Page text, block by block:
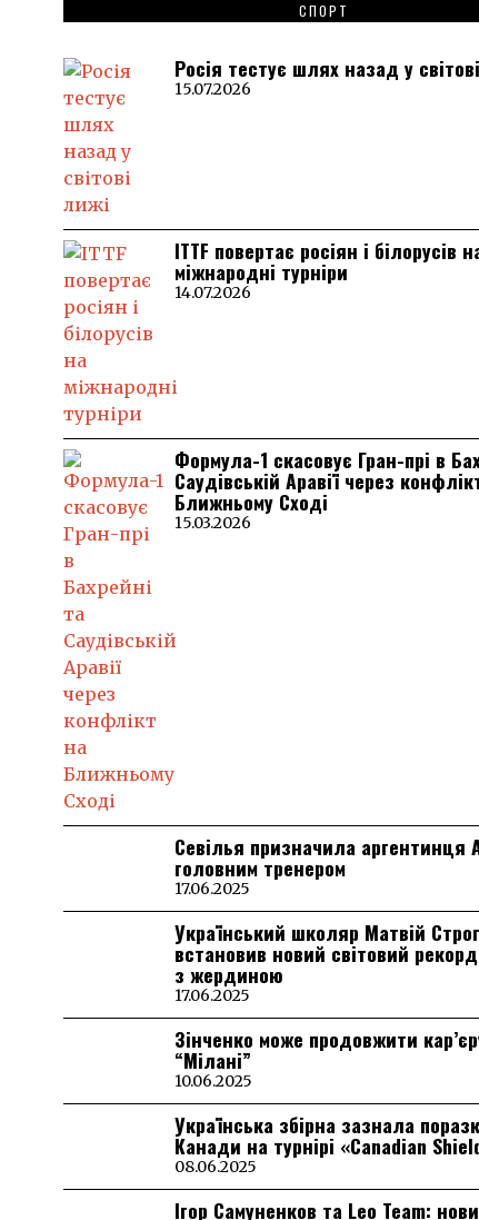
СПОРТ
Росія тестує шлях назад у
15.07.2026
ITTF повертає росіян і білорусів
міжнародні турніри
14.07.2026
Формула-1 скасовує Гран-прі в
Саудівській Аравії через
Ближньому Сході
15.03.2026
Севілья призначила аргентинця
головним тренером
17.06.2025
Український школяр Матвій
встановив новий світовий
з жердиною
17.06.2025
Зінченко може продовжити
“Мілані”
10.06.2025
Українська збірна зазнала
Канади на турнірі «Canadian
08.06.2025
Ігор Самуненков та Leo Team: